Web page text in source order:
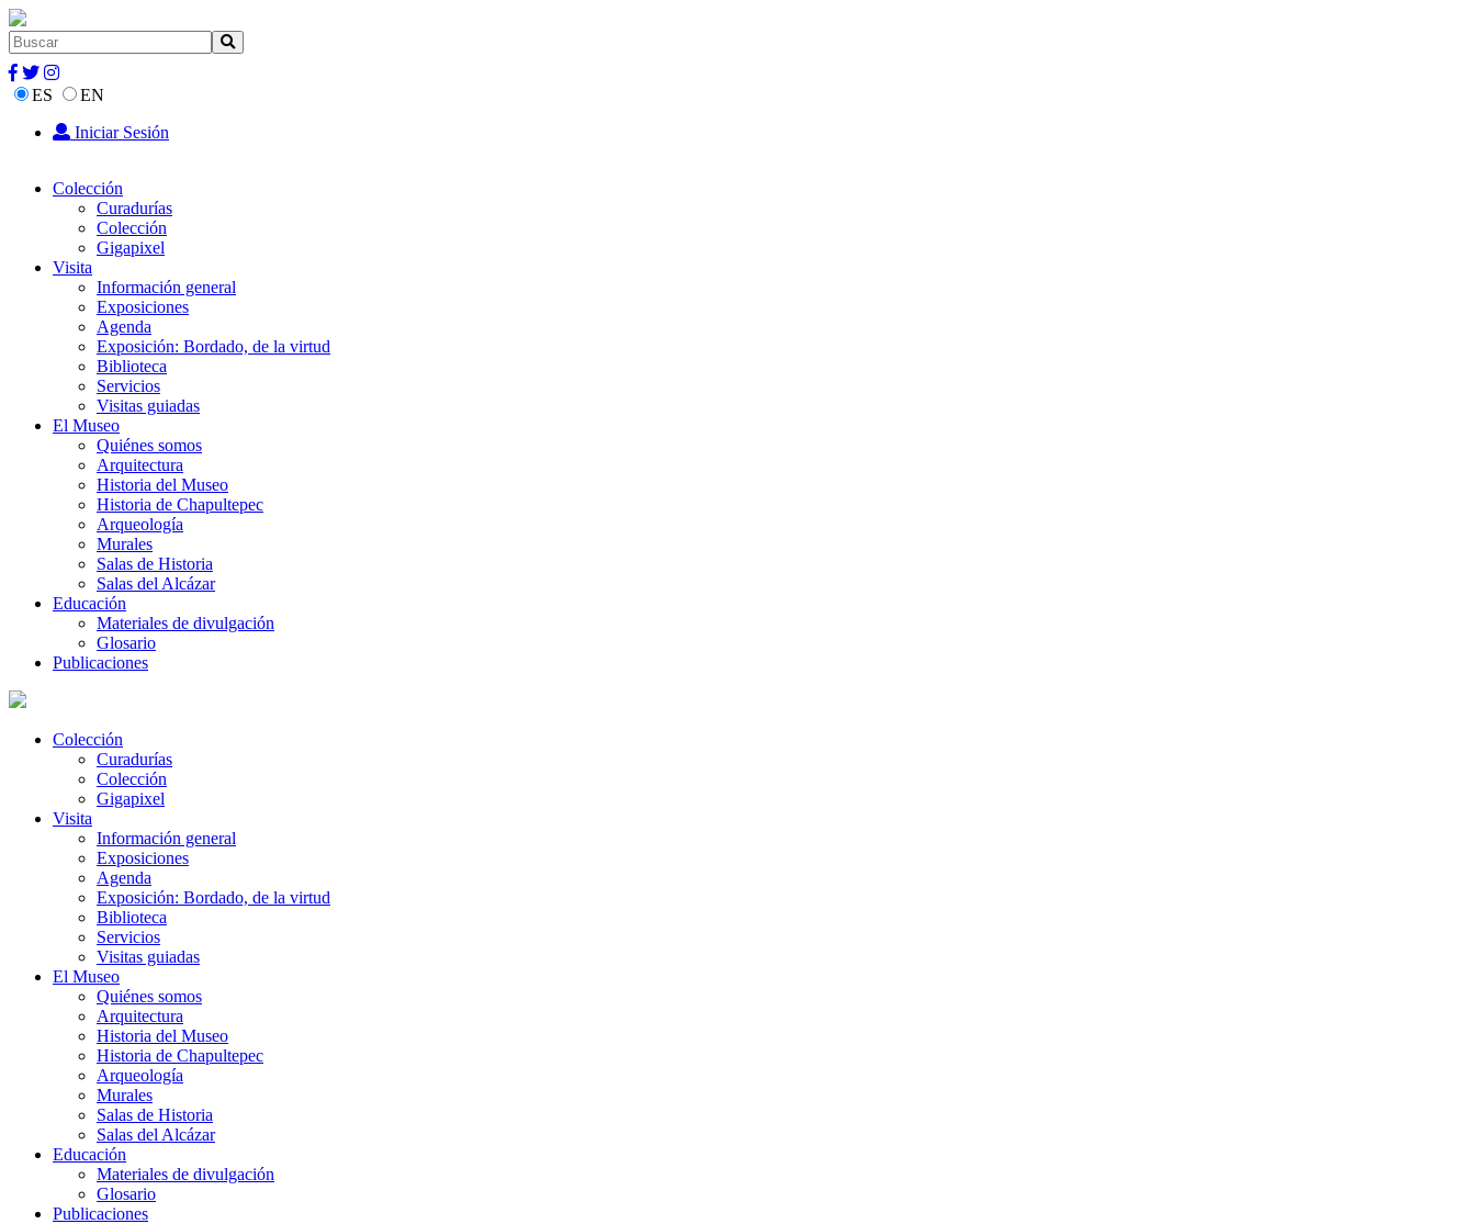
ES
EN
Iniciar Sesión
Colección
Curadurías
Colección
Gigapixel
Visita
Información general
Exposiciones
Agenda
Exposición: Bordado, de la virtud
Biblioteca
Servicios
Visitas guiadas
El Museo
Quiénes somos
Arquitectura
Historia del Museo
Historia de Chapultepec
Arqueología
Murales
Salas de Historia
Salas del Alcázar
Educación
Materiales de divulgación
Glosario
Publicaciones
Colección
Curadurías
Colección
Gigapixel
Visita
Información general
Exposiciones
Agenda
Exposición: Bordado, de la virtud
Biblioteca
Servicios
Visitas guiadas
El Museo
Quiénes somos
Arquitectura
Historia del Museo
Historia de Chapultepec
Arqueología
Murales
Salas de Historia
Salas del Alcázar
Educación
Materiales de divulgación
Glosario
Publicaciones